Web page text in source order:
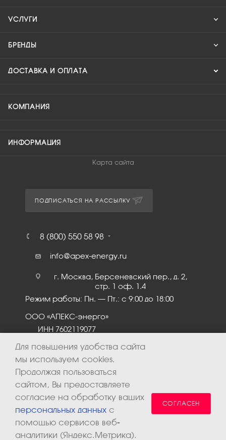
УСЛУГИ
БРЕНДЫ
ДОСТАВКА И ОПЛАТА
КОМПАНИЯ
ИНФОРМАЦИЯ
Карта сайта
ПОДПИСАТЬСЯ НА РАССЫЛКУ
8 (800) 550 58 98
info@apex-energy.ru
г. Москва, Берсеневский пер., д. 2,
стр. 1 оф. 1.4
Режим работы: Пн. – Пт.: с 9:00 до 18:00
ООО «АПЕКС-энерго»
ИНН 7602119077
Для повышения удобства сайта
мы используем cookies.
Продолжая пользоваться
сайтом, Вы предоставляете
согласие на обработку ваших
персональных данных с
помощью сервисов веб-
аналитики (Яндекс.Метрика).
СОГЛАСЕН